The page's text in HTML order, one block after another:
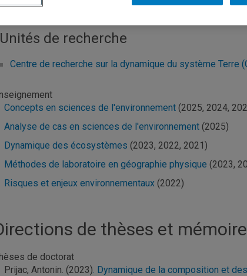
Unités de recherche
Centre de recherche sur la dynamique du système Terre
Concepts en sciences de l'environnement (2025, 2024,
Analyse de cas en sciences de l'environnement (2025)
Dynamique des écosystèmes (2023, 2022, 2021)
Méthodes de laboratoire en géographie physique (2023,
Risques et enjeux environnementaux (2022)
de thèses et
de doctorat
Prijac, Antonin. (2023). Dynamique de la composition et